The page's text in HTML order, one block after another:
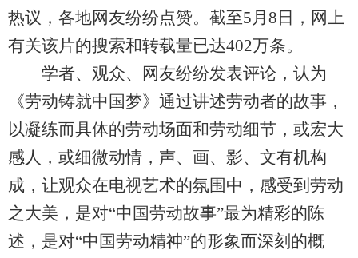
热议，各地网友纷纷点赞。截至5月8日，网上
有关该片的搜索和转载量已达402万条。
学者、观众、网友纷纷发表评论，认为
《劳动铸就中国梦》通过讲述劳动者的故事，
以凝练而具体的劳动场面和劳动细节，或宏大
感人，或细微动情，声、画、影、文有机构
成，让观众在电视艺术的氛围中，感受到劳动
之大美，是对“中国劳动故事”最为精彩的陈
述，是对“中国劳动精神”的形象而深刻的概